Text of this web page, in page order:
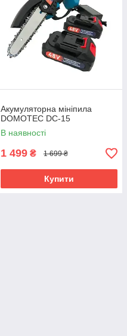
Акумуляторна мініпила
DOMOTEC DC-15
В наявності
1 499 ₴ 1 699 ₴
Купити